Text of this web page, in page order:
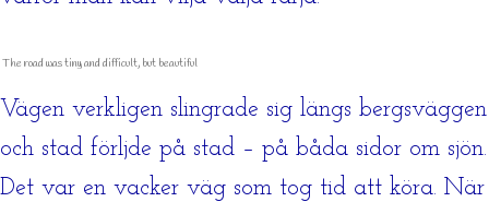
The road was tiny and difficult, but beautiful
Vägen verkligen slingrade sig längs bergsväggen
och stad förljde på stad – på båda sidor om sjön.
Det var en vacker väg som tog tid att köra. När